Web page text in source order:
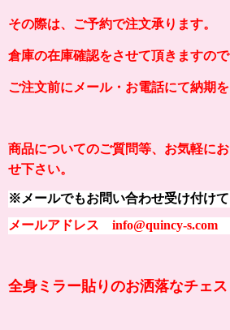
その際は、ご予約で注文承ります。
倉庫の在庫確認をさせて頂きますので
ご注文前にメール・お電話にて納期を
商品についてのご質問等、お気軽に
せ下さい。
※メールでもお問い合わせ受け付けて
メールアドレス info@quincy-s.com
全身ミラー貼りのお洒落なチェス